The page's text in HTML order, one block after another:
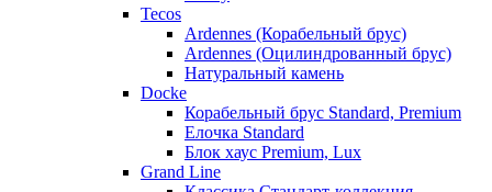
Tecos
Ardennes (Корабельный брус)
Ardennes (Оцилиндрованный брус)
Натуральный камень
Docke
Корабельный брус Standard, Premium
Елочка Standard
Блок хаус Premium, Lux
Grand Line